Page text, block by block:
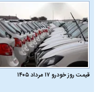
قیمت روز خودرو ۱۷ مرداد ۱۴۰۵